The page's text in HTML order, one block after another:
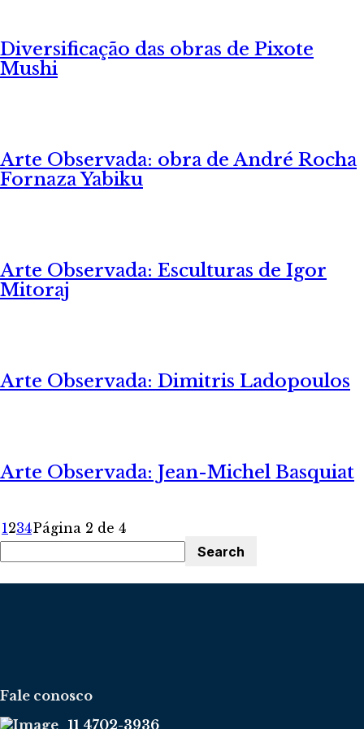
Diversificação das obras de Pixote
Mushi
Arte Observada: obra de André Rocha
Fornaza Yabiku
Arte Observada: Esculturas de Igor
Mitoraj
Arte Observada: Dimitris Ladopoulos
Arte Observada: Jean-Michel Basquiat
1 234Página 2 de 4
Fale conosco
11 4702-3936